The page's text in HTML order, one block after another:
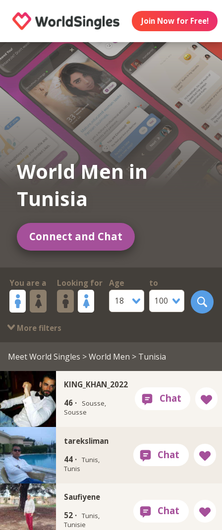
Join Now for Free!
World Men in
Tunisia
Connect and Chat
You are a Looking for
Age
18
to
100
More filters
Meet World Singles >World Men > Tunisia
KING_KHAN_2022
46 ·
Sousse,
Sousse
tareksliman
44 · Tunis,
Tunis
Saufiyene
52 · Tunis,
Tunisie